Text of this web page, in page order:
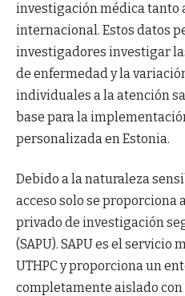
investigación médica tanto
internacional. Estos datos
investigadores investigar
de enfermedad y la
individuales a la atención
base para la
personalizada en Estonia.
Debido a la naturaleza
acceso solo se proporciona
privado de investigación
(SAPU). SAPU es el servicio
UTHPC y proporciona un
completamente aislado